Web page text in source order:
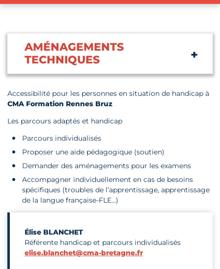
AMÉNAGEMENTS
TECHNIQUES
Accessibilité pour les personnes en situation de handicap à
CMA Formation Rennes Bruz
Les parcours adaptés et handicap
Parcours individualisés
Proposer une aide pédagogique (soutien)
Demander des aménagements pour les examens
Accompagner individuellement en cas de besoins
spécifiques (troubles de l’apprentissage, apprentissage
de la langue française-FLE…)
Élise BLANCHET
Référente handicap et parcours individualisés
elise.blanchet@cma-bretagne.fr